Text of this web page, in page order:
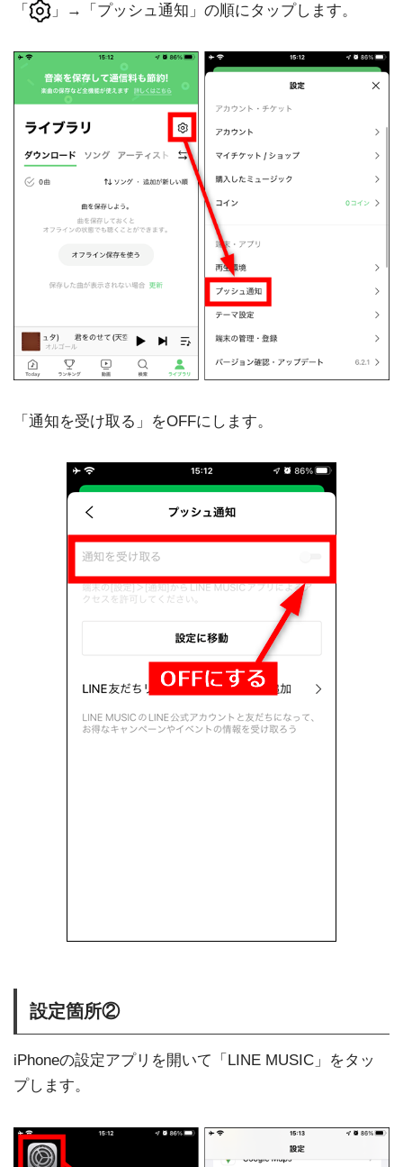
「 」→「プッシュ通知」の順にタップします。
「通知を受け取る」をOFFにします。
設定箇所②
iPhoneの設定アプリを開いて「LINE MUSIC」をタッ
プします。